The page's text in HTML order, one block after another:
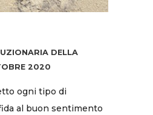
DELLA
2020
ogni tipo di
al buon sentimento